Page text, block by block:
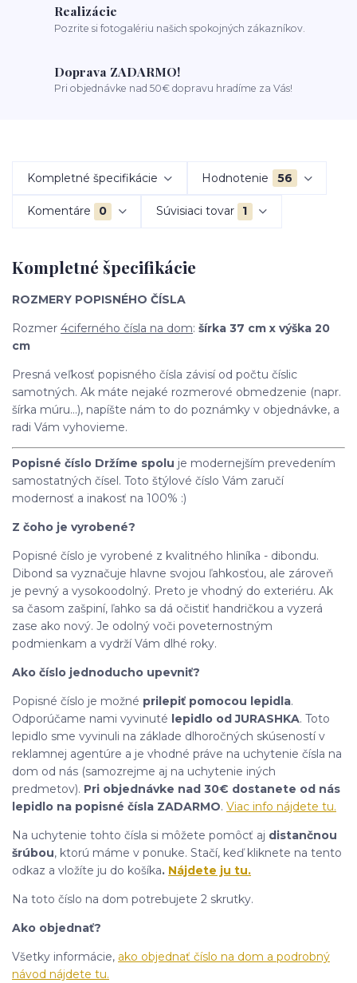
Realizácie
Pozrite si fotogalériu našich spokojných zákazníkov.
Doprava ZADARMO!
Pri objednávke nad 50€ dopravu hradíme za Vás!
Kompletné špecifikácie Hodnotenie 56
Komentáre 0 Súvisiaci tovar 1
Kompletné špecifikácie
ROZMERY POPISNÉHO ČÍSLA
Rozmer 4ciferného čísla na dom: šírka 37 cm x výška 20
cm
Presná veľkosť popisného čísla závisí od počtu číslic
samotných. Ak máte nejaké rozmerové obmedzenie (napr.
šírka múru...), napíšte nám to do poznámky v objednávke, a
radi Vám vyhovieme.
Popisné číslo Držíme spolu je modernejším prevedením
samostatných čísel. Toto štýlové číslo Vám zaručí
modernosť a inakosť na 100% :)
Z čoho je vyrobené?
Popisné číslo je vyrobené z kvalitného hliníka - dibondu.
Dibond sa vyznačuje hlavne svojou ľahkosťou, ale zároveň
je pevný a vysokoodolný. Preto je vhodný do exteriéru. Ak
sa časom zašpiní, ľahko sa dá očistiť handričkou a vyzerá
zase ako nový. Je odolný voči poveternostným
podmienkam a vydrží Vám dlhé roky.
Ako číslo jednoducho upevniť?
Popisné číslo je možné prilepiť pomocou lepidla.
Odporúčame nami vyvinuté lepidlo od JURASHKA. Toto
lepidlo sme vyvinuli na základe dlhoročných skúseností v
reklamnej agentúre a je vhodné práve na uchytenie čísla na
dom od nás (samozrejme aj na uchytenie iných
predmetov). Pri objednávke nad 30€ dostanete od nás
lepidlo na popisné čísla ZADARMO. Viac info nájdete tu.
Na uchytenie tohto čísla si môžete pomôcť aj distančnou
šrúbou, ktorú máme v ponuke. Stačí, keď kliknete na tento
odkaz a vložíte ju do košíka. Nájdete ju tu.
Na toto číslo na dom potrebujete 2 skrutky.
Ako objednať?
Všetky informácie, ako objednať číslo na dom a podrobný
návod nájdete tu.